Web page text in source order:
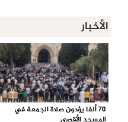
الأخبار
70 ألفا يؤدون صلاة الجمعة في